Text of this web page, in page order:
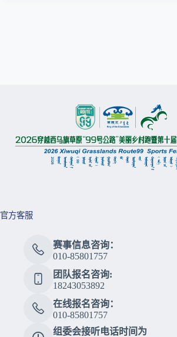
官方客服
赛事信息咨询：
010-85801757
团队报名咨询:
18243053892
在线报名咨询：
010-85801757
组委会接听电话时间为